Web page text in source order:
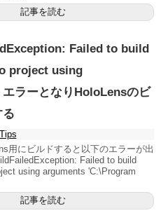
記事を読む
Failed to build
project using
ラーとなりHoloLensのビ
る
Tips
用にビルドすると以下のエラーが出
Failed to build
using arguments 'C:\Program
記事を読む